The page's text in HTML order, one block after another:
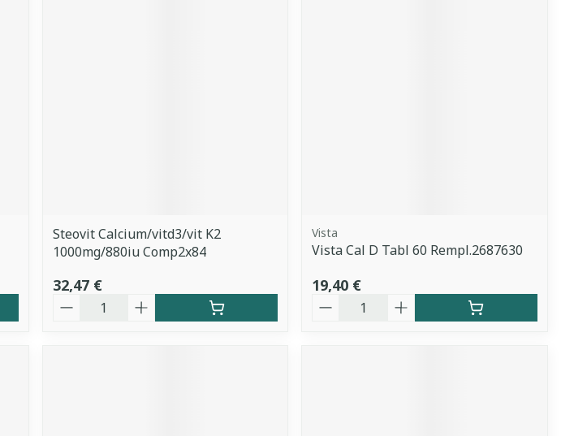
Steovit Calcium/vitd3/vit K2
1000mg/880iu Comp2x84
32,47 €
Quantité
Vista
Vista Cal D Tabl 60 Rempl.2687630
19,40 €
Quantité